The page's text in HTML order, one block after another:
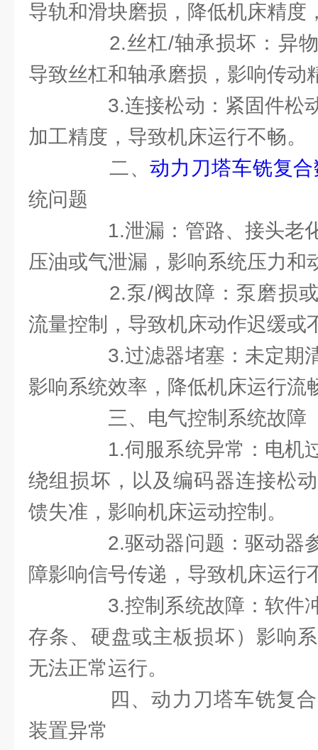
导轨和滑块磨损，降低机床精度
2.丝杠/轴承损坏：异物
导致丝杠和轴承磨损，影响传动
3.连接松动：紧固件松
加工精度，导致机床运行不畅。
二、动力刀塔车铣复
统问题
1.泄漏：管路、接头老
压油或气泄漏，影响系统压力和
2.泵/阀故障：泵磨损或
流量控制，导致机床动作迟缓或
3.过滤器堵塞：未定期
影响系统效率，降低机床运行流
三、电气控制系统故障
1.伺服系统异常：电机
绕组损坏，以及编码器连接松
馈失准，影响机床运动控制。
2.驱动器问题：驱动器
障影响信号传递，导致机床运行
3.控制系统故障：软件
存条、硬盘或主板损坏）影响
无法正常运行。
四、动力刀塔车铣复合
装置异常